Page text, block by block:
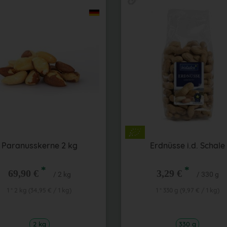
Paranusskerne 2 kg
69,90 € * / 2 kg
2 kg
Erdnüsse i.d. Schale
3,29 € * / 330 g
330 g